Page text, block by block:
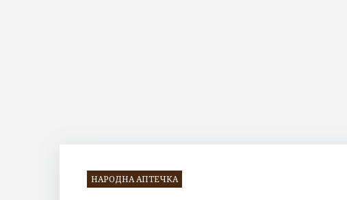
НАРОДНА АПТЕЧКА